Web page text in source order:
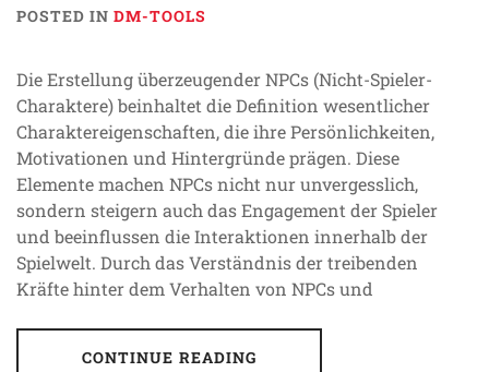
POSTED IN DM-TOOLS
Die Erstellung überzeugender NPCs (Nicht-Spieler-
Charaktere) beinhaltet die Definition wesentlicher
Charaktereigenschaften, die ihre Persönlichkeiten,
Motivationen und Hintergründe prägen. Diese
Elemente machen NPCs nicht nur unvergesslich,
sondern steigern auch das Engagement der Spieler
und beeinflussen die Interaktionen innerhalb der
Spielwelt. Durch das Verständnis der treibenden
Kräfte hinter dem Verhalten von NPCs und
CONTINUE READING